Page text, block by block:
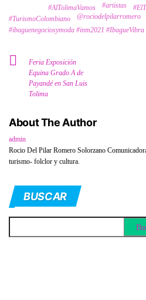
#AlTolimaVamos #artistas
#TurismoColombiano
@rociodelpilarromero
#ibaguenegociosymoda #inm2021
Feria Exposición
Equina Grado A de
Payandé en San Luis
Tolima
About The Author
admin
Rocio Del Pilar Romero Solorzano
turismo- folclor y cultura.
BUSCAR